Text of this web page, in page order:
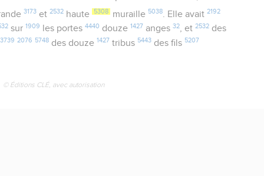
3173et 2532haute 5308 muraille 5038. Elle avait 2192
sur1909 les portes4440 douze1427 anges32, et2532 des
3739 2076 5748 des douze 1427 tribus 5443 des fils 5207
© Éditions CLÉ, avec autorisation